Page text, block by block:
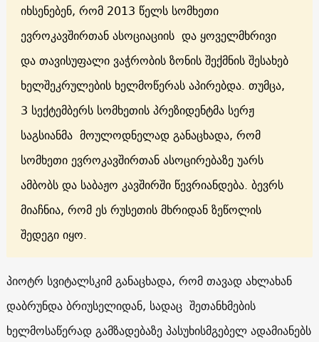
იხსენებენ, რომ 2013 წელს სომხეთი
ევროკავშირთან ასოციაციის და ყოველმხრივი
და თავისუფალი ვაჭრობის ზონის შექმნის შესახებ
ხელშეკრულების ხელმოწერას აპირებდა. თუმცა,
3 სექტემბერს სომხეთის პრეზიდენტმა სერჟ
საგსიანმა მოულოდნელად განაცხადა, რომ
სომხეთი ევროკავშირთან ასოცირებაზე უარს
ამბობს და საბაჟო კავშირში წევრიანდება. ბევრს
მიაჩნია, რომ ეს რუსეთის მხრიდან ზეწოლის
შედეგი იყო.
პიოტრ სვიტალსკიმ განაცხადა, რომ თავად ახლახან
დაბრუნდა ბრიუსელიდან, სადაც შეთანხმების
ხელმოსაწერად გამზადებაზე პასუხისმგებელ ადამიანებს